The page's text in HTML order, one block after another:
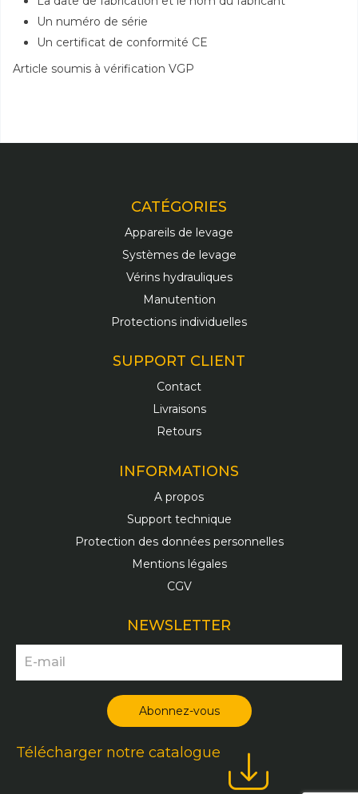
Un numéro de série
Un certificat de conformité CE
Article soumis à vérification VGP
CATÉGORIES
Appareils de levage
Systèmes de levage
Vérins hydrauliques
Manutention
Protections individuelles
SUPPORT CLIENT
Contact
Livraisons
Retours
INFORMATIONS
A propos
Support technique
Protection des données personnelles
Mentions légales
CGV
NEWSLETTER
Télécharger notre catalogue